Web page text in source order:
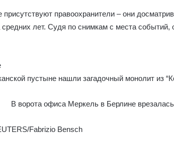
присутствуют правоохранители – они
лет. Судя по снимкам с места событий,
пустыне нашли загадочный монолит из
Fabrizio Bensch